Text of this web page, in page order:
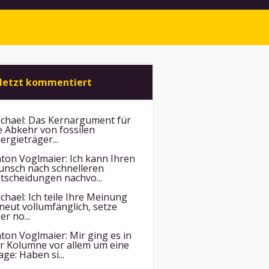
kommentiert
Das Kernargument für
Abkehr von fossilen
Voglmaier: Ich kann Ihren
nach schnelleren
nachvo...
Ich teile Ihre Meinung
vollumfänglich, setze
no...
Voglmaier: Mir ging es in
Kolumne vor allem um eine
Haben si...